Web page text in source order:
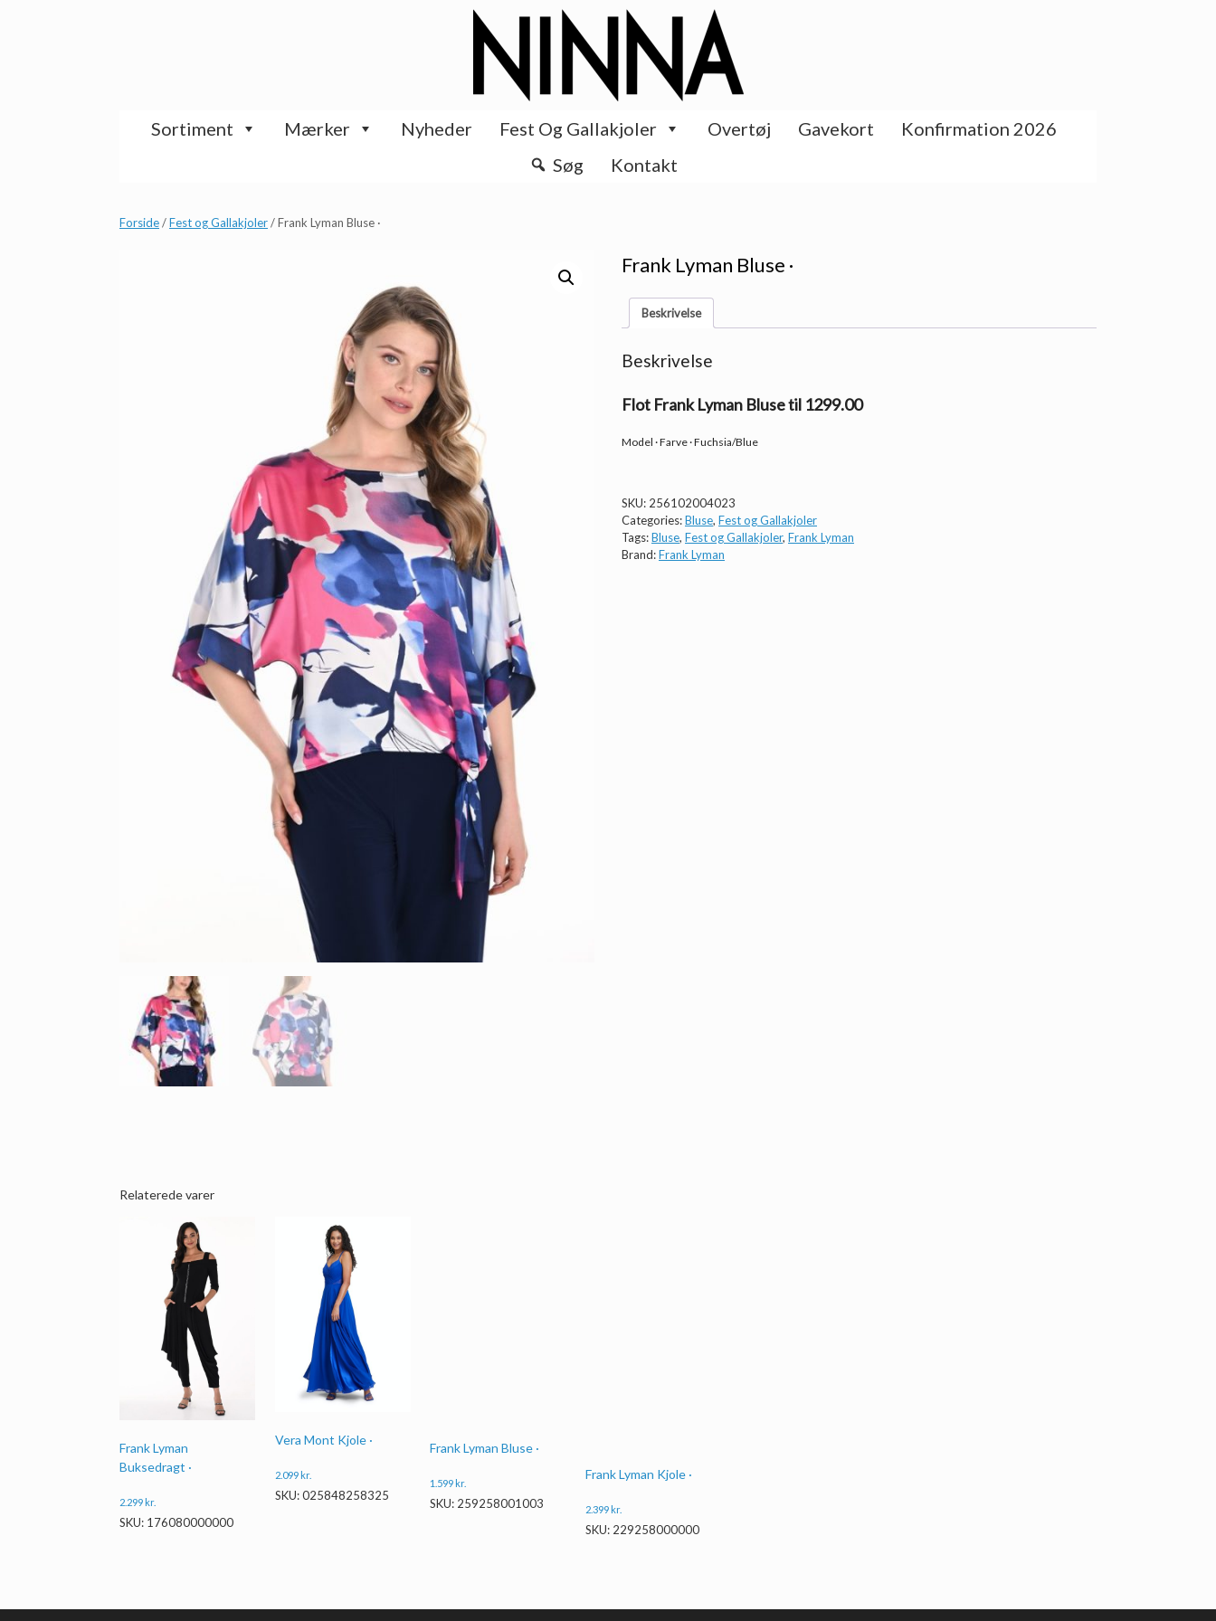
Sortiment Mærker Nyheder Fest Og Gallakjoler Overtøj Gavekort
Konfirmation 2026
Søg
Kontakt
Forside/Fest og Gallakjoler/ Frank Lyman Bluse ·
Frank Lyman Bluse ·
Beskrivelse
Beskrivelse
Flot Frank Lyman Bluse til 1299.00
Model · Farve · Fuchsia/Blue
SKU: 256102004023
Categories:Bluse, Fest og Gallakjoler
Tags:Bluse, Fest og Gallakjoler, Frank Lyman
Brand:Frank Lyman
Relaterede varer
Frank Lyman
Buksedragt ·
2.299kr.
SKU: 176080000000
Vera Mont Kjole ·
2.099kr.
SKU: 025848258325
Frank Lyman Bluse ·
1.599kr.
SKU: 259258001003
Frank Lyman Kjole ·
2.399kr.
SKU: 229258000000